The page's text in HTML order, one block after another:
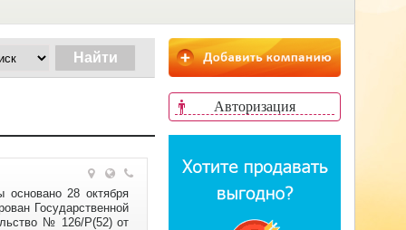
Авторизация
основано 28 октября
Государственной
№ 126/Р(52) от